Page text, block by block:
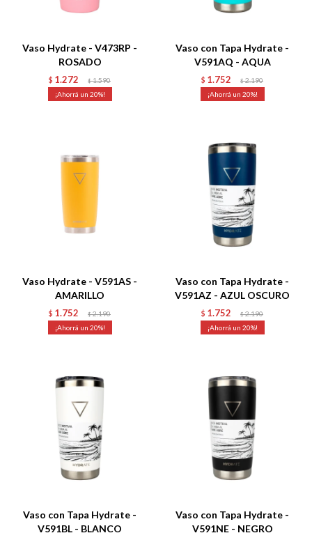
Vaso Hydrate - V473RP -
ROSADO
$ 1.272 $ 1.590
20
Vaso con Tapa Hydrate -
V591AQ - AQUA
$ 1.752 $ 2.190
20
Vaso Hydrate - V591AS -
AMARILLO
$ 1.752 $ 2.190
20
Vaso con Tapa Hydrate -
V591AZ - AZUL OSCURO
$ 1.752 $ 2.190
20
Vaso con Tapa Hydrate -
V591BL - BLANCO
Vaso con Tapa Hydrate -
V591NE - NEGRO